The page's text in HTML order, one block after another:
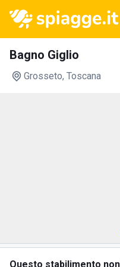
Bagno Giglio
Grosseto, Toscana
Questo stabilimento